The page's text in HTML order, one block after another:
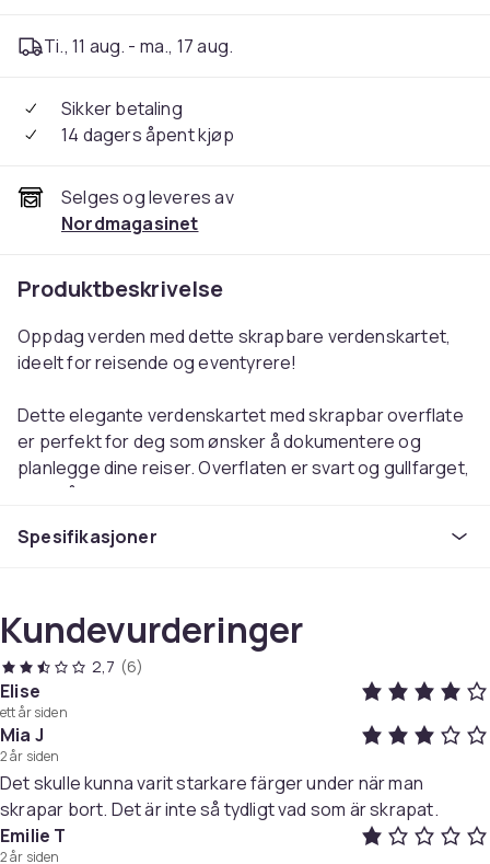
Ti., 11 aug. - ma., 17 aug.
Sikker betaling
14 dagers åpent kjøp
Selges og leveres av
Nordmagasinet
Produktbeskrivelse
Oppdag verden med dette skrapbare verdenskartet,
ideelt for reisende og eventyrere!
Dette elegante verdenskartet med skrapbar overflate
er perfekt for deg som ønsker å dokumentere og
planlegge dine reiser. Overflaten er svart og gullfarget,
men når du skraper, vises ulike nyanser og nøyaktige
høykvalitets skrapefoliet er risikoen for skader minimal.
Du kan også ramme inn kartet og fortsette å skrape
ved å fjerne det beskyttende glasset.
Med tilbehør som skraper, linjal og rengjøringsbørste
kan du enkelt og effektivt vise hvor du har vært og hvor
du planlegger å reise. 40 tematiske klistremerker er
inkludert for å legge til personlige minner og hendelser
på verdenskartet ditt, og alt tilbehør kan enkelt
oppbevares i den medfølgende snøresekken. En ekte
Spesifikasjoner
Kundevurderinger
2,7 (6)
Elise
ett år siden
Mia J
2 år siden
Det skulle kunna varit starkare färger under när man
skrapar bort. Det är inte så tydligt vad som är skrapat.
Emilie T
2 år siden